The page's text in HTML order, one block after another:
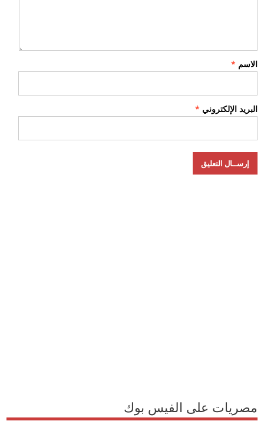
الاسم *
البريد الإلكتروني *
مصريات على الفيس بوك